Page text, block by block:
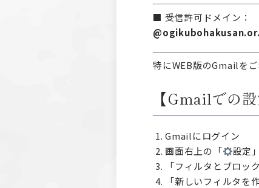
■ 受信許可ドメイン：
特にWEB版のGmailを
【Gmailでの
Gmailにログイン
画面右上の「
設定
「フィルタとブロッ
「新しいフィルタ